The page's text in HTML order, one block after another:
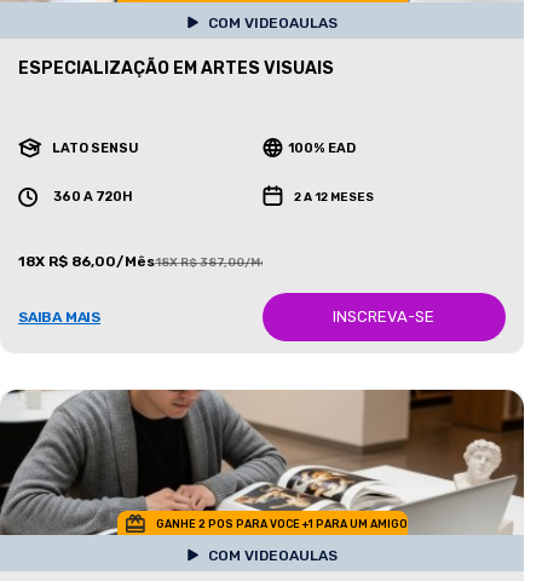
COM VIDEOAULAS
ESPECIALIZAÇÃO EM ARTES VISUAIS
LATO SENSU 100% EAD
360 A 720H 2 A 12 MESES
18X R$ 86,00/Mês18X R$ 387,00/Mês
SAIBA MAIS INSCREVA-SE
GANHE 2 POS PARA VOCE +1 PARA UM AMIGO
COM VIDEOAULAS